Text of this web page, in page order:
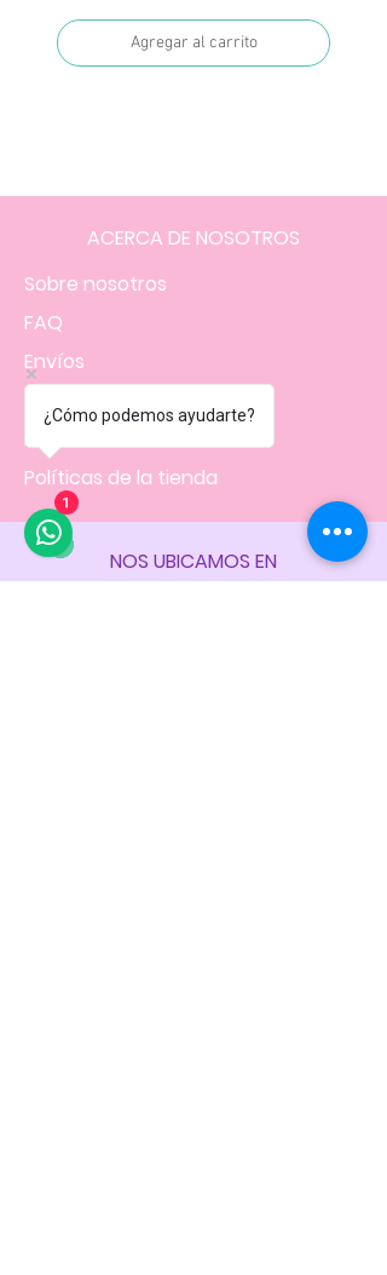
Agregar al carrito
ACERCA DE NOSOTROS
Sobre nosotros
FAQ
Envíos
Políticas de la tienda
NOS UBICAMOS EN
¿Cómo podemos ayudarte?
1